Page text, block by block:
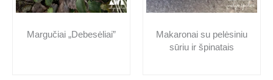
Margučiai „Debesėliai”
Makaronai su pelėsiniu
sūriu ir špinatais